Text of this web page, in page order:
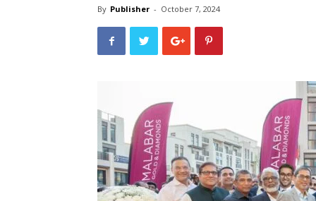
By Publisher - October 7, 2024